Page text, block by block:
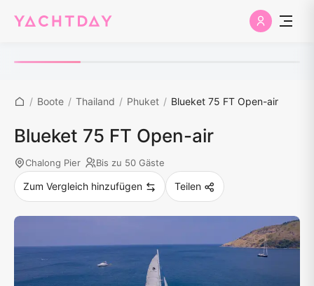
/ Boote / Thailand / Phuket / Blueket 75 FT Open-air
Blueket 75 FT Open-air
Chalong Pier Bis zu 50 Gäste
Zum Vergleich hinzufügen Teilen